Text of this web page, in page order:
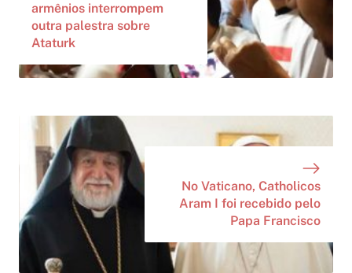
armênios interrompem
outra palestra sobre
Ataturk
No Vaticano, Catholicos
Aram I foi recebido pelo
Papa Francisco